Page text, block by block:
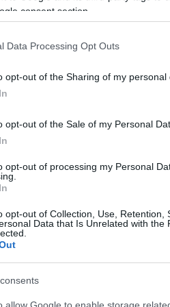
consent section.
Data Processing Opt Outs
opt-out of the Sharing of my personal
opt-out of the Sale of my Personal
opt-out of processing my Personal
opt-out of Collection, Use, Retention,
Data that Is Unrelated with the
allow Google to enable storage
Perché l’auto
mercato statunitense
Esplorazione delle cause